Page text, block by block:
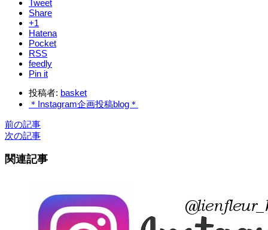
Tweet
Share
+1
Hatena
Pocket
RSS
feedly
Pin it
投稿者: basket
＊Instagram企画投稿blog＊
前の記事
次の記事
関連記事